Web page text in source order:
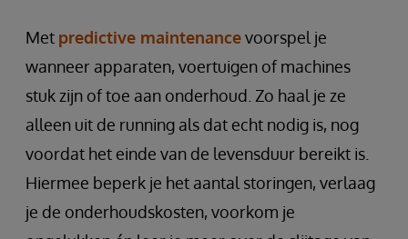
Met predictive maintenancevoorspel je
wanneer apparaten, voertuigen of machines
stuk zijn of toe aan onderhoud. Zo haal je ze
alleen uit de running als dat echt nodig is, nog
voordat het einde van de levensduur bereikt is.
Hiermee beperk je het aantal storingen, verlaag
je de onderhoudskosten, voorkom je